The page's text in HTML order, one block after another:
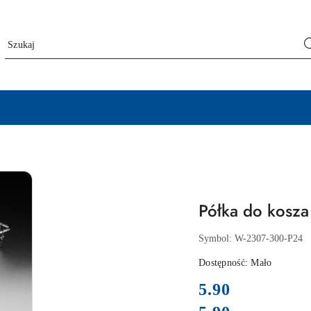
Półka do
Symbol: W-2307-300-P24
Dostępność:Mało
cena:
5.90